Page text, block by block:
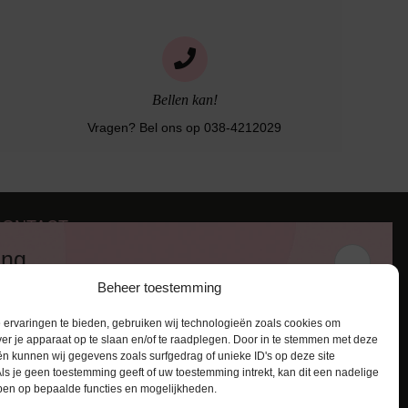
Beheer toestemming
ervaringen te bieden, gebruiken wij technologieën zoals cookies om
je apparaat op te slaan en/of te raadplegen. Door in te stemmen met deze
kunnen wij gegevens zoals surfgedrag of unieke ID's op deze site
je geen toestemming geeft of uw toestemming intrekt, kan dit een nadelige
op bepaalde functies en mogelijkheden.
Bellen kan!
Vragen? Bel ons op 038-4212029
RL Zwolle
info@lingerie-badmode.nl
een kortingscode van